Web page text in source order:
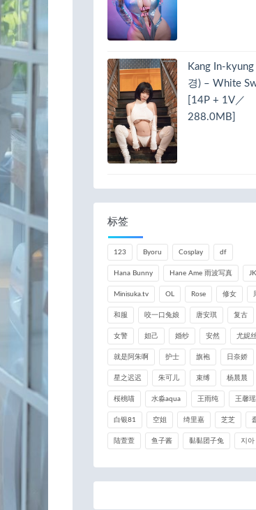
Kang In-kyung
경) – White
[14P + 1V／
288.0MB]
标签
123 Byoru Cosplay df
Hana Bunny Hane Ame 雨波写真 JK
Minisuka.tv OL Rose 修女
和服 咬一口兔娘 唐安琪 复古
女警 妲己 婚纱 安然 尤妮丝
就是阿朱啊 护士 旗袍 日奈娇
星之迟迟 朱可儿 束缚 杨晨晨
桜桃喵 水淼aqua 王雨纯 王馨瑶
白银81 空姐 绮里嘉 芝芝
陆萱萱 鱼子酱 黏黏团子兔 지아